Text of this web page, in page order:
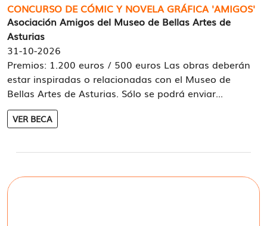
CONCURSO DE CÓMIC Y NOVELA GRÁFICA 'AMIGOS'
Asociación Amigos del Museo de Bellas Artes de
Asturias
31-10-2026
Premios: 1.200 euros / 500 euros Las obras deberán
estar inspiradas o relacionadas con el Museo de
Bellas Artes de Asturias. Sólo se podrá enviar...
VER BECA